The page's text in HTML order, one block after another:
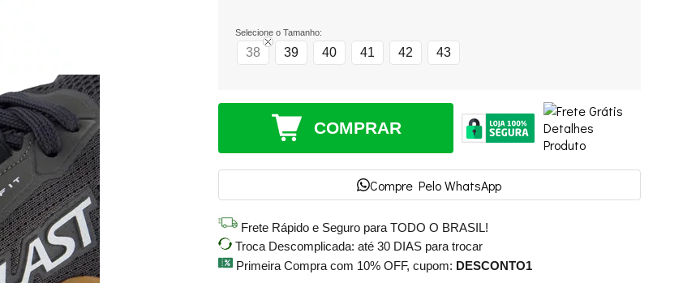
Selecione o Tamanho:
38 39 40 41 42 43
COMPRAR
Compre Pelo WhatsApp
Frete Rápido e Seguro para TODO O BRASIL!
Troca Descomplicada: até 30 DIAS para trocar
Primeira Compra com 10% OFF, cupom: DESCONTO1